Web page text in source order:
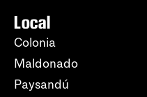
Local
Colonia
Maldonado
Paysandú